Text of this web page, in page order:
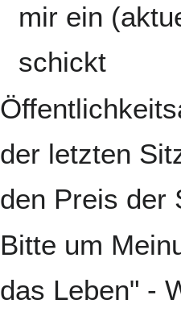
mir ein
schickt
der letzten
den Preis der
Bitte um
das Leben" -